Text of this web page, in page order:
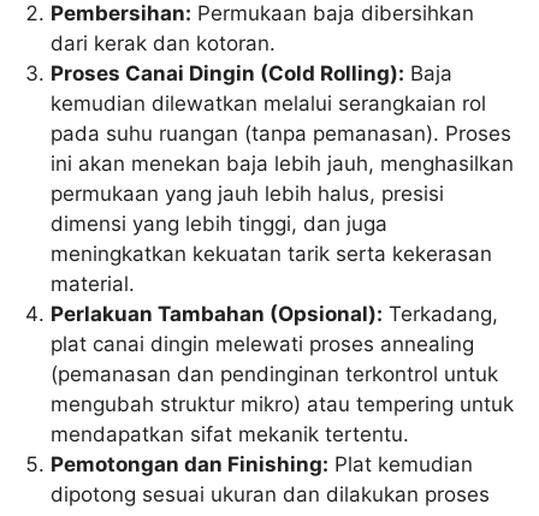
Pembersihan: Permukaan baja dibersihkan
dari kerak dan kotoran.
Proses Canai Dingin (Cold Rolling): Baja
kemudian dilewatkan melalui serangkaian rol
pada suhu ruangan (tanpa pemanasan). Proses
ini akan menekan baja lebih jauh, menghasilkan
permukaan yang jauh lebih halus, presisi
dimensi yang lebih tinggi, dan juga
meningkatkan kekuatan tarik serta kekerasan
material.
Perlakuan Tambahan (Opsional): Terkadang,
plat canai dingin melewati proses annealing
(pemanasan dan pendinginan terkontrol untuk
mengubah struktur mikro) atau tempering untuk
mendapatkan sifat mekanik tertentu.
Pemotongan dan Finishing: Plat kemudian
dipotong sesuai ukuran dan dilakukan proses